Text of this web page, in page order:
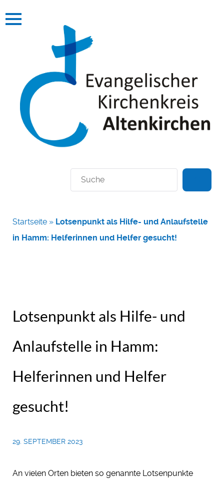
Suchen
Startseite » Lotsenpunkt als Hilfe- und Anlaufstelle
in Hamm: Helferinnen und Helfer gesucht!
Lotsenpunkt als Hilfe- und
Anlaufstelle in Hamm:
Helferinnen und Helfer
gesucht!
29. SEPTEMBER 2023
An vielen Orten bieten so genannte Lotsenpunkte